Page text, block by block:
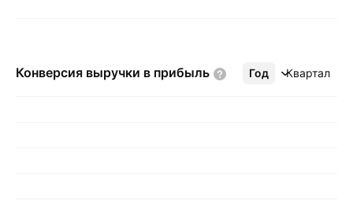
Конверсия выручки в прибыль Год Квартал
Ещё